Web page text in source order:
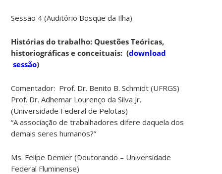
Sessão 4 (Auditório Bosque da Ilha)
Histórias do trabalho: Questões Teóricas,
historiográficas e conceituais:(download
sessão)
Comentador: Prof. Dr. Benito B. Schmidt (UFRGS)
Prof. Dr. Adhemar Lourenço da Silva Jr.
(Universidade Federal de Pelotas)
“A associação de trabalhadores difere daquela dos
demais seres humanos?”
Ms. Felipe Demier (Doutorando – Universidade
Federal Fluminense)